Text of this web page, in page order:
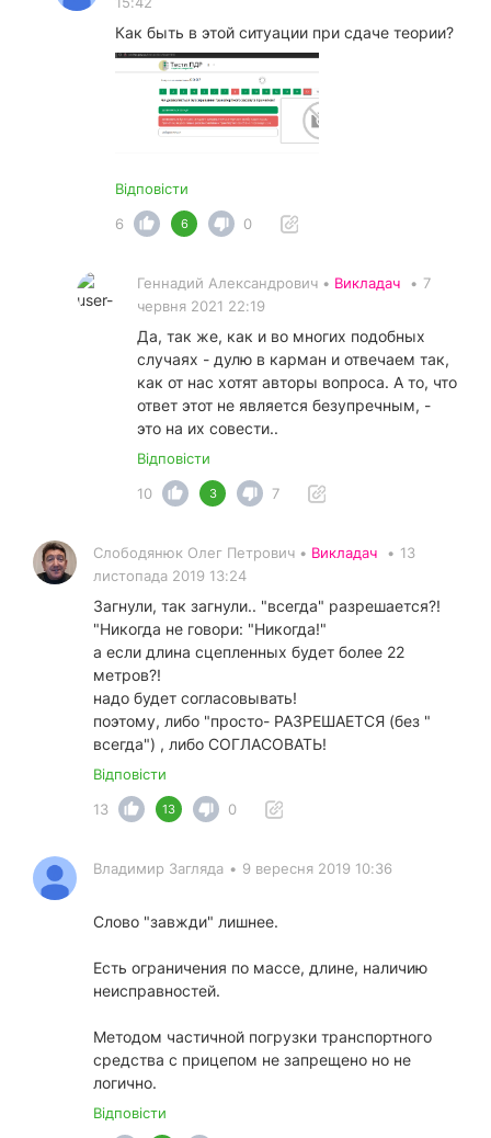
Как быть в этой ситуации при сдаче теории?
Відповісти
6
6 0
Геннадий Александрович • Викладач • 7
червня 2021 22:19
Да, так же, как и во многих подобных
случаях - дулю в карман и отвечаем так,
как от нас хотят авторы вопроса. А то, что
ответ этот не является безупречным, -
это на их совести..
Відповісти
10
3 7
Слободянюк Олег Петрович • Викладач • 13
листопада 2019 13:24
Загнули, так загнули.. "всегда" разрешается?!
"Никогда не говори: "Никогда!"
а если длина сцепленных будет более 22
метров?!
надо будет согласовывать!
поэтому, либо "просто- РАЗРЕШАЕТСЯ (без "
всегда") , либо СОГЛАСОВАТЬ!
Відповісти
13
13 0
Владимир Загляда • 9 вересня 2019 10:36
Слово "завжди" лишнее.
Есть ограничения по массе, длине, наличию
неисправностей.
Методом частичной погрузки транспортного
средства с прицепом не запрещено но не
логично.
Відповісти